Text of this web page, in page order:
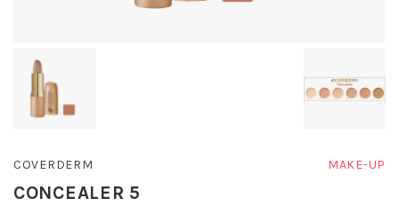
COVERDERM MAKE-UP
CONCEALER 5